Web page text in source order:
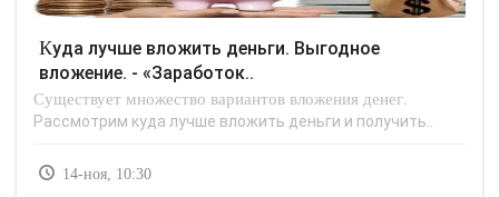
Куда лучше вложить деньги. Выгодное
вложение. - «Заработок..
Существует множество вариантов вложения денег.
Рассмотрим куда лучше вложить деньги и получить..
14-ноя, 10:30